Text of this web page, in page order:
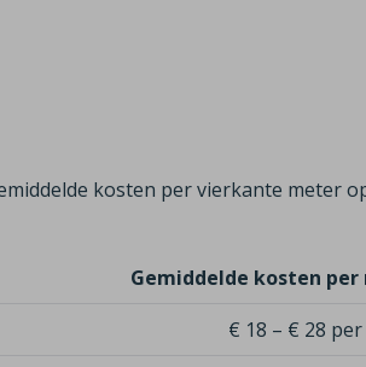
kosten per vierkante meter
Gemiddelde kosten per
€ 18 – € 28 per